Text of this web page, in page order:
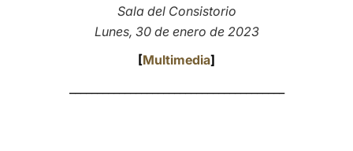
Sala del Consistorio
Lunes, 30 de enero de 2023
[Multimedia]